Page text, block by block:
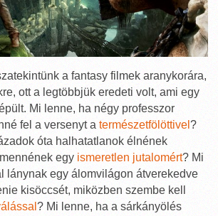
a fantasy filmek aranykorára,
ott a legtöbbjük eredeti volt, ami egy
Mi lenne, ha négy professzor
fel a versenyt a természetfölöttivel ?
óta halhatatlanok élnének
egy ismeretlen jutalomért? Mi
lánynak egy álomvilágon átverekedve
kisöccsét, miközben szembe kell
? Mi lenne, ha a sárkányölés